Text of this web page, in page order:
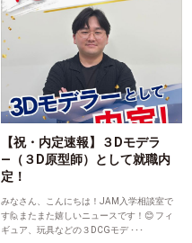
【祝・内定速報】３Dモデラ
―（３D原型師）として就職内
定！
みなさん、こんにちは！JAM入学相談室で
す🙋またまた嬉しいニュースです！😊 フィ
ギュア、玩具などの３DCGモデ ･･･